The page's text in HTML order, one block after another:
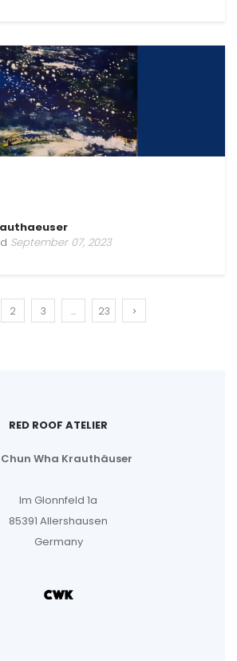
September 07, 2023
2 3 … 23
RED ROOF ATELIER
Wha Krauthäuser
Im Glonnfeld 1a
85391 Allershausen
Germany